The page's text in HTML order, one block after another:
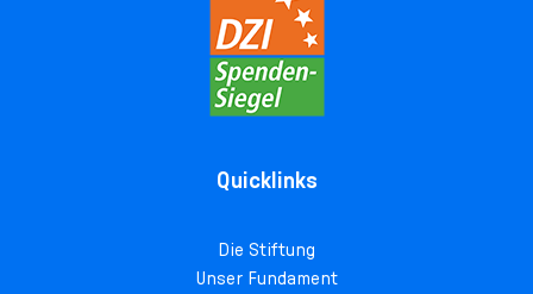
Quicklinks
Die Stiftung
Unser Fundament